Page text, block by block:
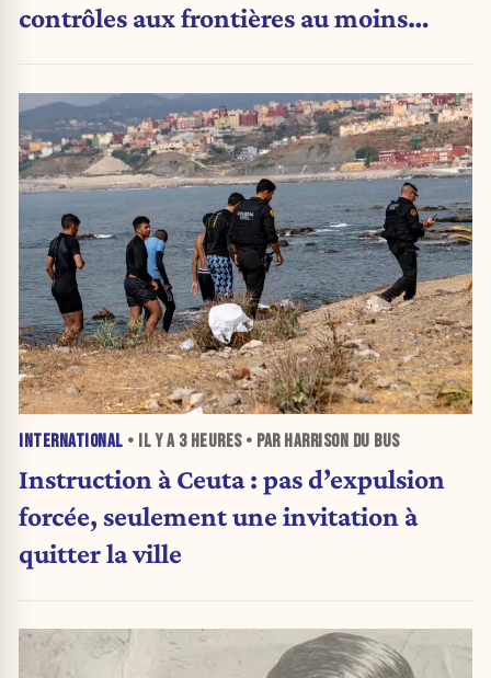
contrôles aux frontières au moins
INTERNATIONAL • IL Y A 3 HEURES• PAR HARRISON DU BUS
Instruction à Ceuta : pas d’expulsion
forcée, seulement une invitation à
quitter la ville